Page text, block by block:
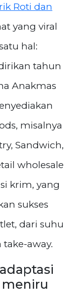
Roti dan
yang viral
hal:
tahun
Anakmas
misalnya
Sandwich,
wholesale
krim, yang
sukses
dari suhu
away.
meniru